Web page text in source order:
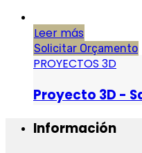
Leer más
Solicitar Orçamento
PROYECTOS 3D
Proyecto 3D -
Información